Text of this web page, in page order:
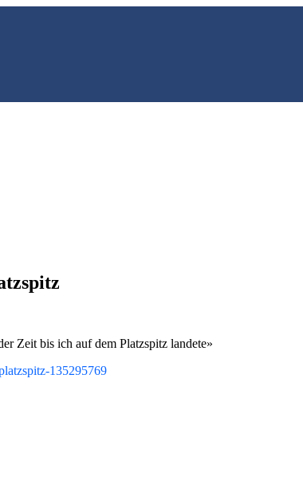
Zeit bis ich auf dem Platzspitz landete»
135295769